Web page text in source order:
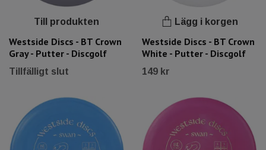
Till produkten
Westside Discs - BT Crown
Gray - Putter - Discgolf
Tillfälligt slut
Lägg i korgen
Westside Discs - BT Crown
White - Putter - Discgolf
149 kr